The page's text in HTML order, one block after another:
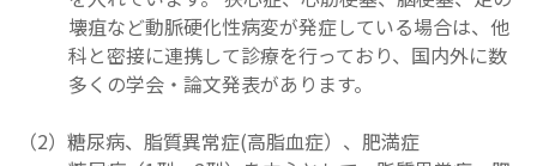
壊疽など動脈硬化性病変が発症している場合は、他
科と密接に連携して診療を行っており、国内外に数
多くの学会・論文発表があります。
糖尿病、脂質異常症(高脂血症）、肥満症